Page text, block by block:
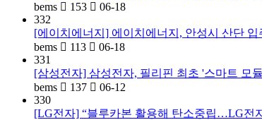
bems
153
06-18
332
[에이치에너지] 에이치에너지, 안성시 산단 입
bems
113
06-18
331
[삼성전자] 삼성전자, 필리핀 최초 '스마트 모
bems
137
06-12
330
[LG전자] “블루카본 활용해 탄소중립…LG전